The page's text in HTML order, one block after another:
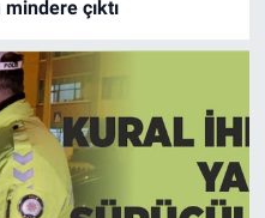
çıktı